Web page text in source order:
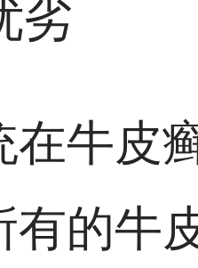
劣
在牛皮
有的牛